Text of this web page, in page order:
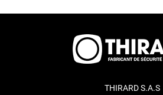
THIRARD S.A.S